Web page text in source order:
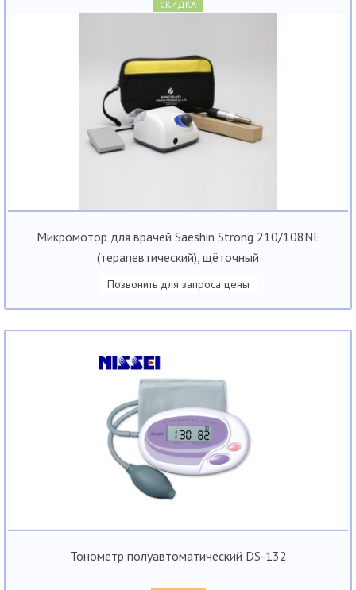
СКИДКА
Микромотор для врачей Saeshin Strong 210/108NE
(терапевтический), щёточный
Позвонить для запроса цены
Тонометр полуавтоматический DS-132